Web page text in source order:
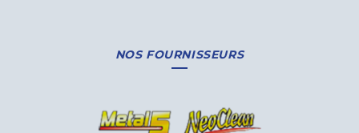
NOS FOURNISSEURS